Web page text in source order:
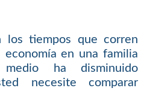
los tiempos que corren
en una familia
ha disminuido
necesite comparar